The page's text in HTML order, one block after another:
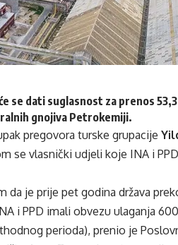
se dati suglasnost za prenos
gnojiva Petrokemiji.
pregovora turske grupacije
se vlasnički udjeli koje INA i
je prije pet godina država
i PPD imali obvezu ulaganja
perioda), prenio je